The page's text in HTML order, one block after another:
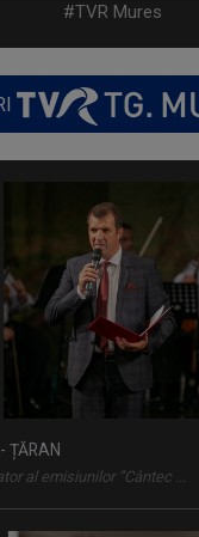
- SZAMÁRFÜL
un joc de cuvinte, care ...
#TVR Mures
ȚĂRAN
al emisiunilor ”Cântec ...